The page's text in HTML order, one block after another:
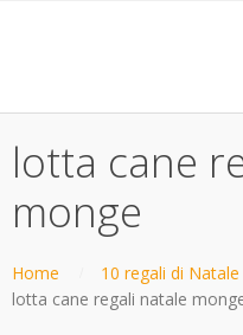
lotta cane
monge
Home
10 regali di
lotta cane regali natale